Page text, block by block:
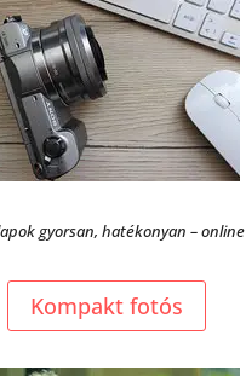
gyorsan, hatékonyan – online
Kompakt fotós